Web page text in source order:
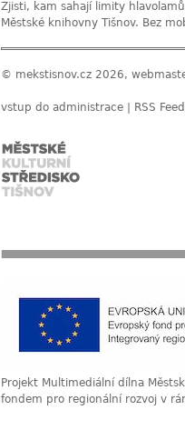
Zjisti, kam sahají limity
Městské knihovny Tišnov. Bez
© mekstisnov.cz 2026,
vstup do administrace RSS Feed
Projekt Multimediální dílna
fondem pro regionální rozvoj v